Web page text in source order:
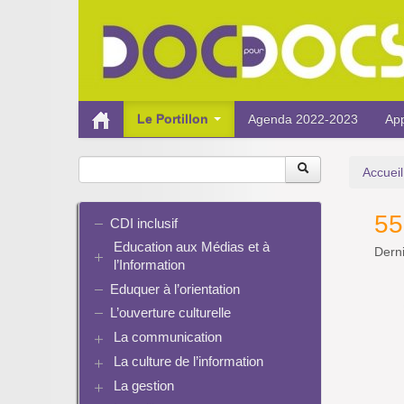
Le Portillon Agenda 2022-2023
Accueil
CDI inclusif
Education aux Médias et à
l’Information
EMI et translittératie
La culture de la participation
Identité / Présence numérique /
Traces
Eduquer à l’orientation
L’ouverture culturelle
La communication
Plaquettes de communication
Présence numérique du CDI
La culture de l’information
Ressources pour penser une
La gestion